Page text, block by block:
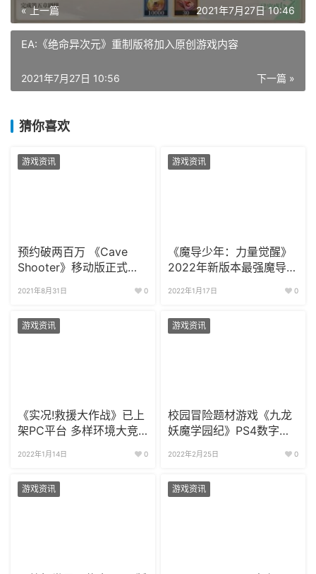
« 上一篇 2021年7月27日 10:46
EA:《绝命异次元》重制版将加入原创游戏内容
下一篇 »
2021年7月27日 10:56
猜你喜欢
游戏资讯
预约破两百万 《Cave
Shooter》移动版正式上
2021年8月31日 0
游戏资讯
《魔导少年：力量觉醒》
2022年新版本最强魔导士
2022年1月17日 0
游戏资讯
《实况!救援大作战》已上
架PC平台 多样环境大竞
2022年1月14日 0
游戏资讯
校园冒险题材游戏《九龙
妖魔学园纪》PS4数字版
2022年2月25日 0
游戏资讯 游戏资讯